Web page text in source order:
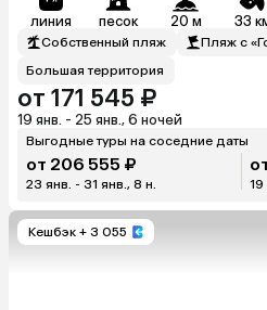
линия песок 20 м 33
Собственный пляж
Пляж с
Большая территория
от 171 545 ₽
19 янв. - 25 янв., 6 ночей
Выгодные туры на соседние даты
от 206 555 ₽
23 янв. - 31 янв., 8 н. 19
Кешбэк + 3 055